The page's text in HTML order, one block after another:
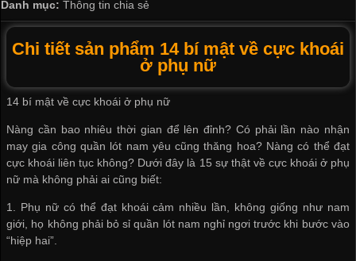
Danh mục: Thông tin chia sẻ
Chi tiết sản phẩm 14 bí mật về cực khoái
ở phụ nữ
14 bí mật về cực khoái ở phụ nữ
Nàng cần bao nhiêu thời gian để lên đỉnh? Có phải lần nào nhận
may gia công quần lót nam yêu cũng thăng hoa? Nàng có thể đạt
cực khoái liên tục không? Dưới đây là 15 sự thật về cực khoái ở phụ
nữ mà không phải ai cũng biết:
1. Phụ nữ có thể đạt khoái cảm nhiều lần, không giống như nam
giới, họ không phải bỏ sỉ quần lót nam nghỉ ngơi trước khi bước vào
“hiệp hai”.